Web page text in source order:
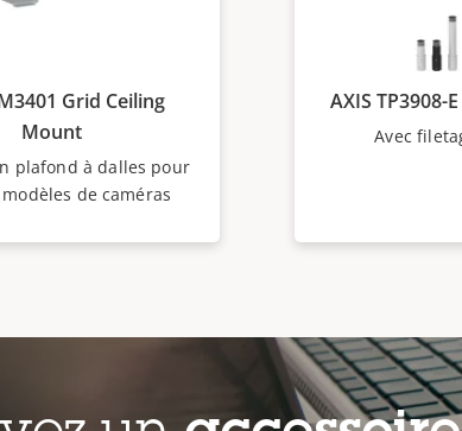
Grid Ceiling
Mount
plafond à dalles pour
de caméras
AXIS TP3908-
Avec